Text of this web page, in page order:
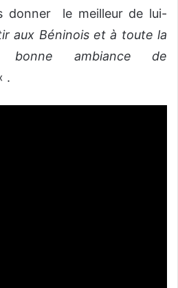
donner le meilleur de lui-
aux Béninois et à toute la
bonne ambiance de
.